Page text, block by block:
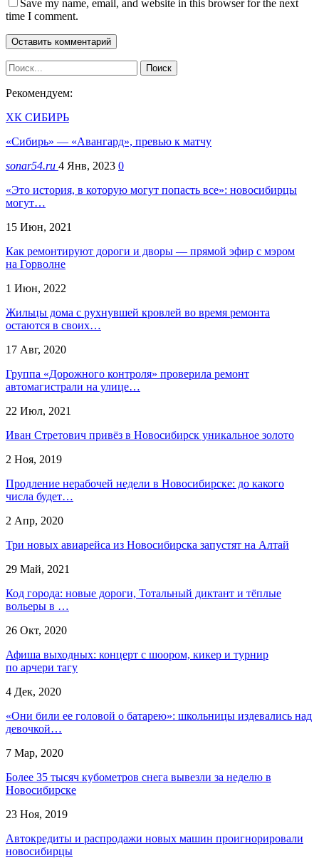
Save my name, email, and website in this browser for the next
time I comment.
Рекомендуем:
ХК СИБИРЬ
«Сибирь» — «Авангард», превью к матчу
sonar54.ru 4 Янв, 2023 0
«Это история, в которую могут попасть все»: новосибирцы
могут…
15 Июн, 2021
Как ремонтируют дороги и дворы — прямой эфир с мэром
на Горволне
1 Июн, 2022
Жильцы дома с рухнувшей кровлей во время ремонта
остаются в своих…
17 Авг, 2020
Группа «Дорожного контроля» проверила ремонт
автомагистрали на улице…
22 Июл, 2021
Иван Стретович привёз в Новосибирск уникальное золото
2 Ноя, 2019
Продление нерабочей недели в Новосибирске: до какого
числа будет…
2 Апр, 2020
Три новых авиарейса из Новосибирска запустят на Алтай
29 Май, 2021
Код города: новые дороги, Тотальный диктант и тёплые
вольеры в …
26 Окт, 2020
Афиша выходных: концерт с шоором, кикер и турнир
по арчери тагу
4 Дек, 2020
«Они били ее головой о батарею»: школьницы издевались над
девочкой…
7 Мар, 2020
Более 35 тысяч кубометров снега вывезли за неделю в
Новосибирске
23 Ноя, 2019
Автокредиты и распродажи новых машин проигнорировали
новосибирцы